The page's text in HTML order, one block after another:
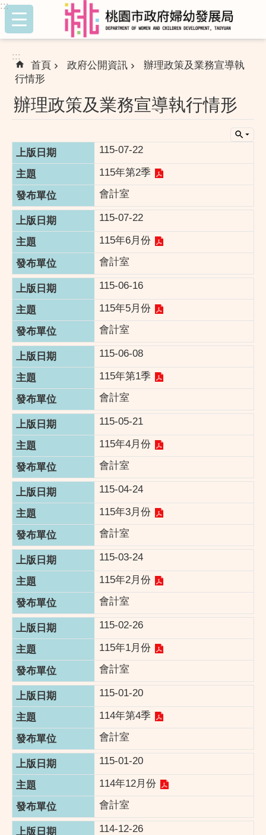
跳到主要內容區塊
:::
:::
首頁 政府公開資訊
辦理政策及業務宣導執
行情形
辦理政策及業務宣導執行情形
115-07-22
115年第2季
會計室
115-07-22
115年6月份
會計室
115-06-16
115年5月份
會計室
115-06-08
115年第1季
會計室
115-05-21
115年4月份
會計室
115-04-24
115年3月份
會計室
115-03-24
115年2月份
會計室
115-02-26
115年1月份
會計室
115-01-20
114年第4季
會計室
115-01-20
114年12月份
會計室
114-12-26